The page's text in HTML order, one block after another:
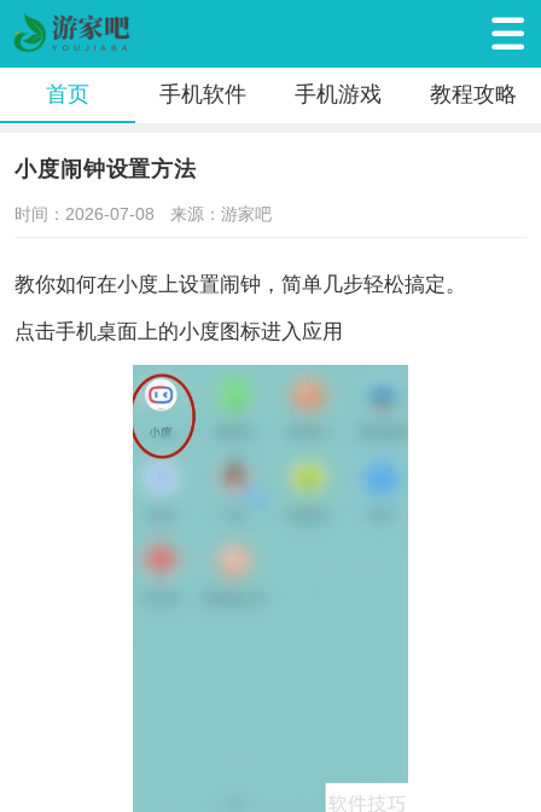
首页 手机软件 手机游戏 教程攻略
小度闹钟设置方法
时间：2026-07-08 来源：游家吧
教你如何在小度上设置闹钟，简单几步轻松搞定。
点击手机桌面上的小度图标进入应用